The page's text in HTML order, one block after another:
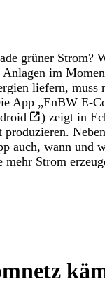
grüner Strom?
Anlagen im
liefern, muss
App „EnBW E-
) zeigt in
produzieren.
auch, wann und
mehr Strom